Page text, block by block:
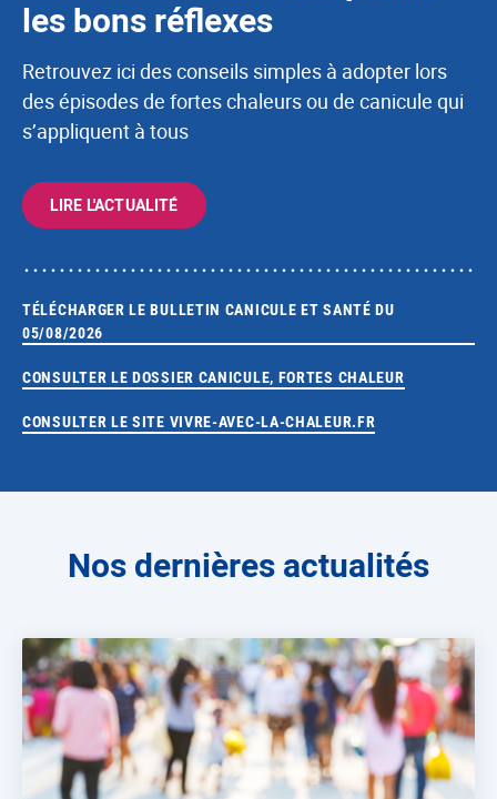
les bons réflexes
Retrouvez ici des conseils simples à adopter lors
des épisodes de fortes chaleurs ou de canicule qui
s’appliquent à tous
LIRE L'ACTUALITÉ
TÉLÉCHARGER LE BULLETIN CANICULE ET SANTÉ DU
05/08/2026
CONSULTER LE DOSSIER CANICULE, FORTES CHALEUR
CONSULTER LE SITE VIVRE-AVEC-LA-CHALEUR.FR
Nos dernières actualités